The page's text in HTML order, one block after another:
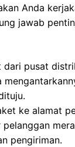
Anda
jawab
dari pusat
ke alamat
pengiriman.